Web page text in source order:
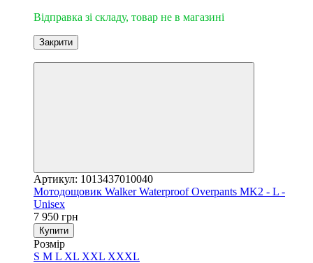
Відправка зі складу, товар не в магазині
Закрити
Артикул: 1013437010040
Мотодощовик Walker Waterproof Overpants MK2 - L -
Unisex
7 950 грн
Купити
Розмір
S M L XL XXL XXXL